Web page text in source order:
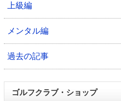
上級編
メンタル編
過去の記事
ゴルフクラブ・ショップ